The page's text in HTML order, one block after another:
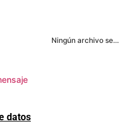
Ningún archivo seleccionado
datos